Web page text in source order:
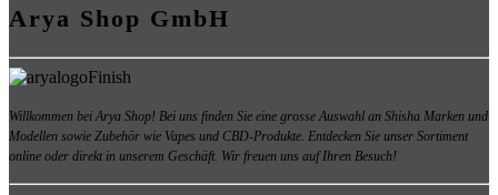
Arya Shop GmbH
Willkommen bei Arya Shop! Bei uns finden Sie eine grosse Auswahl an Shisha Marken und
Modellen sowie Zubehör wie Vapes und CBD-Produkte. Entdecken Sie unser Sortiment
online oder direkt in unserem Geschäft. Wir freuen uns auf Ihren Besuch!